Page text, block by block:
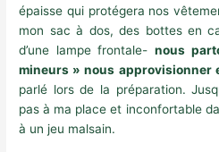
épaisse qui protégera nos
mon sac à dos, des bottes en
d’une lampe frontale-nous
mineurs » nous approvisionner
parlé lors de la préparation.
pas à ma place et inconfortable
à un jeu malsain.